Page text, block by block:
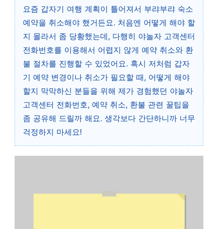
요즘 갑자기 여행 계획이 틀어져서 부랴부랴 숙소
예약을 취소해야 했거든요. 처음엔 어떻게 해야 할
지 몰라서 좀 당황했는데, 다행히 야놀자 고객센터
전화번호를 이용해서 어렵지 않게 예약 취소와 환
불 절차를 진행할 수 있었어요. 혹시 저처럼 갑자
기 예약 변경이나 취소가 필요할 때, 어떻게 해야
할지 막막하신 분들을 위해 제가 경험했던 야놀자
고객센터 전화번호, 예약 취소, 환불 관련 꿀팁을
좀 공유해 드릴까 해요. 생각보다 간단하니까 너무
걱정하지 마세요!